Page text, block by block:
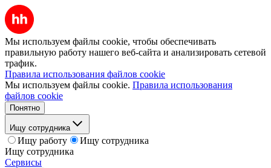
Мы используем файлы cookie, чтобы обеспечивать
правильную работу нашего веб-сайта и анализировать сетевой
трафик.
Правила использования файлов cookie
Мы используем файлы cookie. Правила использования
файлов cookie
Понятно
Ищу сотрудника
Ищу работу
Ищу сотрудника
Ищу сотрудника
Сервисы